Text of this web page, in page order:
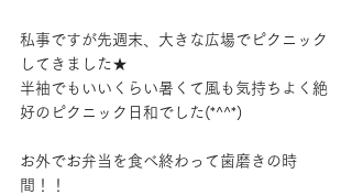
私事ですが先週末、大きな広場でピクニック
してきました★
半袖でもいいくらい暑くて風も気持ちよく絶
好のピクニック日和でした(*^^*)
お外でお弁当を食べ終わって歯磨きの時
間！！